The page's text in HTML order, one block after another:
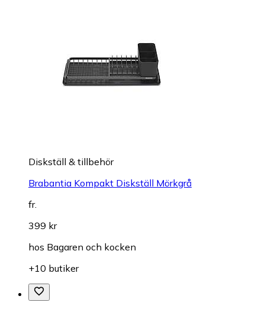
Diskställ & tillbehör
Brabantia Kompakt Diskställ Mörkgrå
fr.
399 kr
hos Bagaren och kocken
+10 butiker